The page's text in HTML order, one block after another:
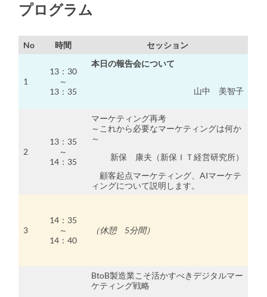
プログラム
No 時間 セッション
1
13：30
～
13：35
本日の報告会について
山中 美智子
2
13：35
～
14：35
マーケティング再考
～これから必要なマーケティングは何か
～
新保 康夫（新保ＩＴ経営研究所）
顧客起点マーケティング、AIマーケテ
ィングについて説明します。
3
14：35
～
14：40
（休憩 5分間）
BtoB製造業こそ活かすべきデジタルマー
ケティング戦略